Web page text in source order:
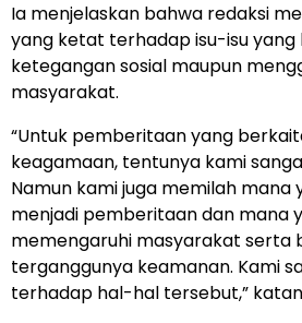
Ia menjelaskan bahwa redaksi
yang ketat terhadap isu-isu
ketegangan sosial maupun
masyarakat.
“Untuk pemberitaan yang
keagamaan, tentunya kami
Namun kami juga memilah
menjadi pemberitaan dan mana
memengaruhi masyarakat serta
terganggunya keamanan. Kami
terhadap hal-hal tersebut,”